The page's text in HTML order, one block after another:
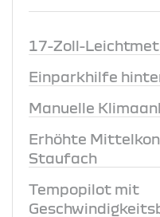
17-Zoll-
Einparkhilfe
Manuelle
Erhöhte
Staufach
Tempopilot mit